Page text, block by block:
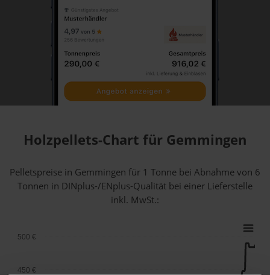
Holzpellets-Chart für Gemmingen
Pelletspreise in Gemmingen für 1 Tonne bei Abnahmevon 6
Tonnen in DINplus-/ENplus-Qualität bei einer Lieferstelle
inkl. MwSt.:
450 €
500 €